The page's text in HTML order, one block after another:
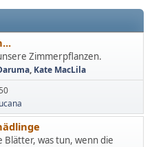
Zimmerpflanzen.
, Kate MacLila
Blätter, was tun, wenn die